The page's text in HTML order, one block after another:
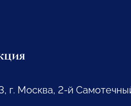
г. Москва, 2-й